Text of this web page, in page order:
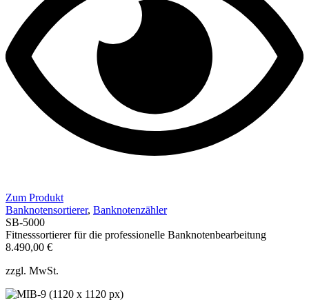
Zum Produkt
Banknotensortierer, Banknotenzähler
SB-5000
Fitnesssortierer für die professionelle Banknotenbearbeitung
8.490,00 €
zzgl. MwSt.